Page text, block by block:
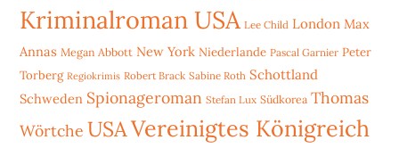
Kriminalroman USA Lee Child London Max
Annas Megan Abbott New York Niederlande Pascal Garnier Peter
Torberg Regiokrimis Robert Brack Sabine Roth Schottland
Schweden Spionageroman Stefan Lux Südkorea Thomas
Wörtche USAVereinigtes Königreich